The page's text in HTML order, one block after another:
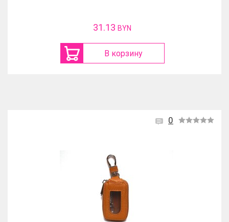
31.13 BYN
В корзину
0